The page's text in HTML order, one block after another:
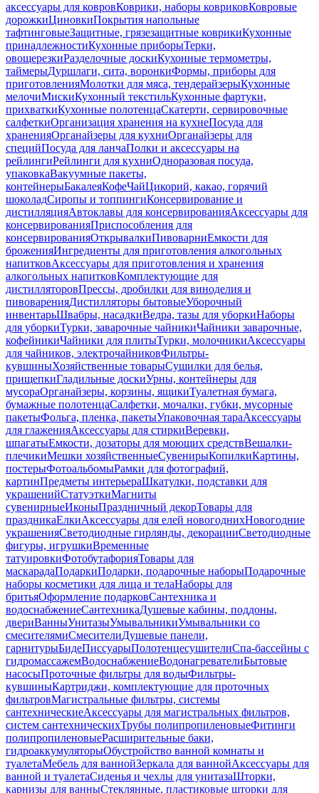
аксессуары для ковровКоврики, наборы ковриковКовровые
дорожкиЦиновкиПокрытия напольные
тафтинговыеЗащитные, грязезащитные коврикиКухонные
принадлежностиКухонные приборыТерки,
овощерезкиРазделочные доскиКухонные термометры,
таймерыДуршлаги, сита, воронкиФормы, приборы для
приготовленияМолотки для мяса, тендерайзерыКухонные
мелочиМискиКухонный текстильКухонные фартуки,
прихваткиКухонные полотенцаСкатерти, сервировочные
салфеткиОрганизация хранения на кухнеПосуда для
храненияОрганайзеры для кухниОрганайзеры для
специйПосуда для ланчаПолки и аксессуары на
рейлингиРейлинги для кухниОдноразовая посуда,
упаковкаВакуумные пакеты,
контейнерыБакалеяКофеЧайЦикорий, какао, горячий
шоколадСиропы и топпингиКонсервирование и
дистилляцияАвтоклавы для консервированияАксессуары для
консервированияПриспособления для
консервированияОткрывалкиПивоварниЕмкости для
броженияИнгредиенты для приготовления алкогольных
напитковАксессуары для приготовления и хранения
алкогольных напитковКомплектующие для
дистилляторовПрессы, дробилки для виноделия и
пивоваренияДистилляторы бытовыеУборочный
инвентарьШвабры, насадкиВедра, тазы для уборкиНаборы
для уборкиТурки, заварочные чайникиЧайники заварочные,
кофейникиЧайники для плитыТурки, молочникиАксессуары
для чайников, электрочайниковФильтры-
кувшиныХозяйственные товарыСушилки для белья,
прищепкиГладильные доскиУрны, контейнеры для
мусораОрганайзеры, корзины, ящикиТуалетная бумага,
бумажные полотенцаСалфетки, мочалки, губки, мусорные
пакетыФольга, пленка, пакетыУпаковочная тараАксессуары
для глаженияАксессуары для стиркиВеревки,
шпагатыЕмкости, дозаторы для моющих средствВешалки-
плечикиМешки хозяйственныеСувенирыКопилкиКартины,
постерыФотоальбомыРамки для фотографий,
картинПредметы интерьераШкатулки, подставки для
украшенийСтатуэткиМагниты
сувенирныеИконыПраздничный декорТовары для
праздникаЕлкиАксессуары для елей новогоднихНовогодние
украшенияСветодиодные гирлянды, декорацииСветодиодные
фигуры, игрушкиВременные
татуировкиФотобутафорияТовары для
маскарадаПодаркиПодарки, подарочные наборыПодарочные
наборы косметики для лица и телаНаборы для
бритьяОформление подарковСантехника и
водоснабжениеСантехникаДушевые кабины, поддоны,
двериВанныУнитазыУмывальникиУмывальники со
смесителямиСмесителиДушевые панели,
гарнитурыБидеПиссуарыПолотенцесушителиСпа-бассейны с
гидромассажемВодоснабжениеВодонагревателиБытовые
насосыПроточные фильтры для водыФильтры-
кувшиныКартриджи, комплектующие для проточных
фильтровМагистральные фильтры, системы
сантехническиеАксессуары для магистральных фильтров,
систем сантехническихТрубы полипропиленовыеФитинги
полипропиленовыеРасширительные баки,
гидроаккумуляторыОбустройство ванной комнаты и
туалетаМебель для ваннойЗеркала для ваннойАксессуары для
ванной и туалетаСиденья и чехлы для унитазаШторки,
карнизы для ванныСтеклянные, пластиковые шторки для